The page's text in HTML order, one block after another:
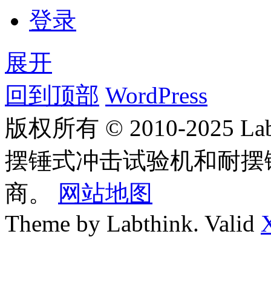
登录
展开
回到顶部 WordPress
版权所有 © 2010-2025
摆锤式冲击试验机和耐
商。
网站地图
Theme by Labthink. Valid